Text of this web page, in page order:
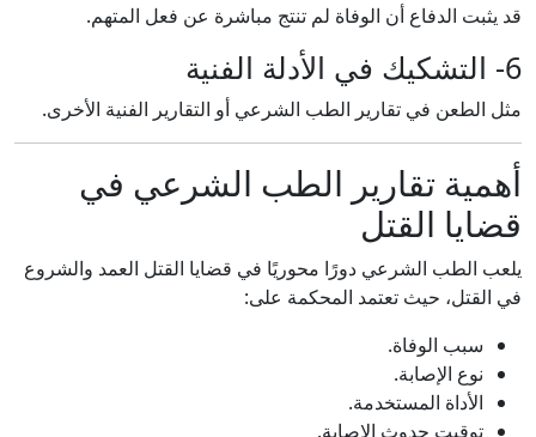
قد يثبت الدفاع أن الوفاة لم تنتج مباشرة عن فعل المتهم.
6- التشكيك في الأدلة الفنية
مثل الطعن في تقارير الطب الشرعي أو التقارير الفنية الأخرى.
أهمية تقارير الطب الشرعي في
قضايا القتل
يلعب الطب الشرعي دورًا محوريًا في قضايا القتل العمد والشروع
في القتل، حيث تعتمد المحكمة على:
سبب الوفاة.
نوع الإصابة.
الأداة المستخدمة.
توقيت حدوث الإصابة.